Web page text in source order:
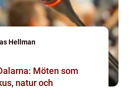
Hellman
Möten som
natur och